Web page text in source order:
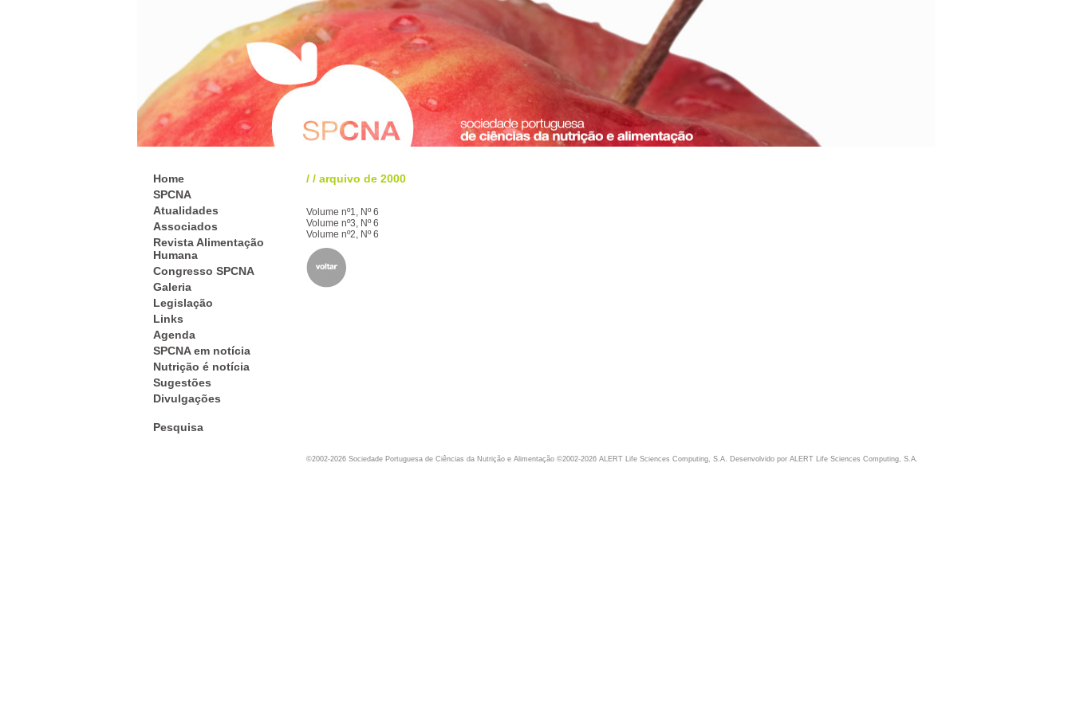
Home
SPCNA
Atualidades
Associados
Revista Alimentação
Humana
Congresso SPCNA
Galeria
Legislação
Links
Agenda
SPCNA em notícia
Nutrição é notícia
Sugestões
Divulgações
Pesquisa
/ / arquivo de 2000
Volume nº1, Nº 6
Volume nº3, Nº 6
Volume nº2, Nº 6
©2002-2026 Sociedade Portuguesa de Ciências da Nutrição e Alimentação ©2002-2026 ALERT Life Sciences Computing, S.A. Desenvolvido por ALERT Life Sciences Computing, S.A.